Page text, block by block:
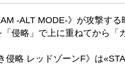
-ALT MODE-》が攻撃す
「侵略」で上に重ねてから「
侵略 レッドゾーンF》は